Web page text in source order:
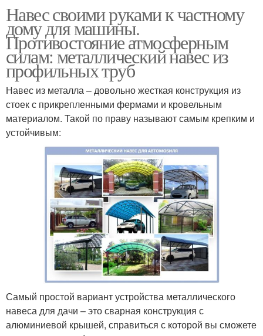
Навес своими руками к частному
дому для машины.
Противостояние атмосферным
силам: металлический навес из
профильных труб
Навес из металла – довольно жесткая конструкция из
стоек с прикрепленными фермами и кровельным
материалом. Такой по праву называют самым крепким и
устойчивым:
Самый простой вариант устройства металлического
навеса для дачи – это сварная конструкция с
алюминиевой крышей, справиться с которой вы сможете